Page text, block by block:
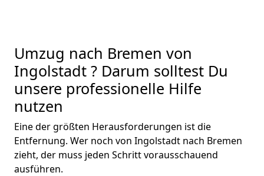
Umzug nach Bremen von
Ingolstadt ? Darum solltest Du
unsere professionelle Hilfe
nutzen
Eine der größten Herausforderungen ist die
Entfernung. Wer noch von Ingolstadt nach Bremen
zieht, der muss jeden Schritt vorausschauend
ausführen.